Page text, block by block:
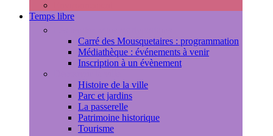
Temps libre
Carré des Mousquetaires : programmation
Médiathèque : événements à venir
Inscription à un évènement
Histoire de la ville
Parc et jardins
La passerelle
Patrimoine historique
Tourisme